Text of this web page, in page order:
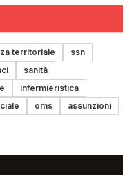
territoriale
ssn
sanità
infermieristica
oms
assunzioni